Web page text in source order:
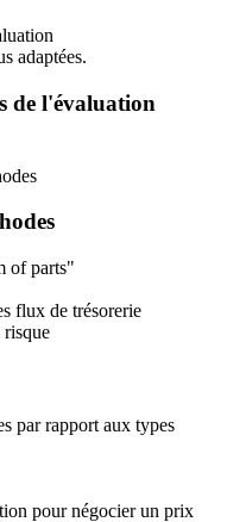
adaptées.
de l'évaluation
of parts"
flux de trésorerie
risque
par rapport aux types
pour négocier un prix